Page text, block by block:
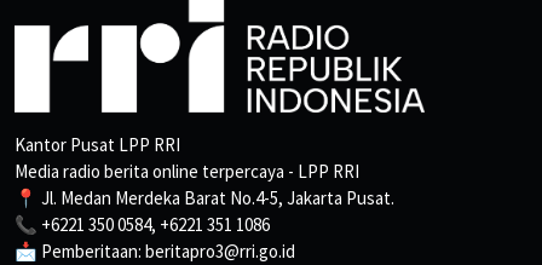
Kantor Pusat LPP RRI
Media radio berita online terpercaya - LPP RRI
📍 Jl. Medan Merdeka Barat No.4-5, Jakarta Pusat.
📞 +6221 350 0584, +6221 351 1086
📩 Pemberitaan: beritapro3@rri.go.id